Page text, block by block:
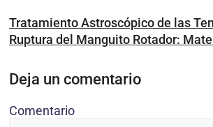
Tratamiento Astroscópico de las
Ruptura del Manguito Rotador:
Deja un comentario
Comentario